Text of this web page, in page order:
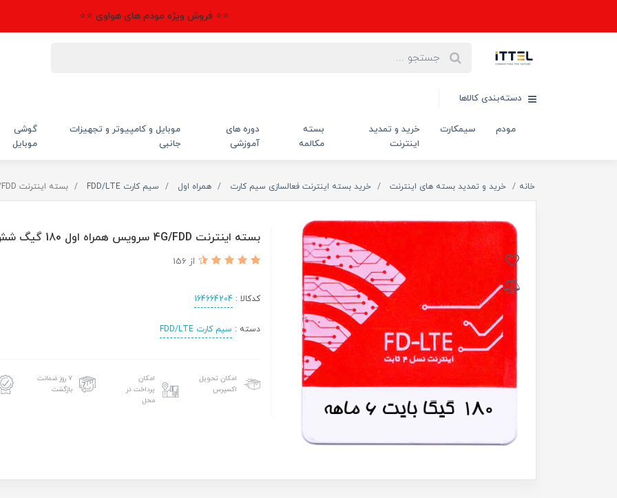
⭐⭐ فروش ویژه مودم های هواوی ⭐⭐
دسته‌بندی کالاها
مودم سیمکارت
خرید و تمدید
اینترنت
بسته
مکالمه
دوره های
آموزشی
موبایل و کامپیوتر و تجهیزات
جانبی
گوشی
موبایل
خانه خرید و تمدید بسته های اینترنت خرید بسته اینترنت فعالسازی سیم کارت همراه اول سیم کارت FDD/LTE بسته اینترنت 4G/FDD سرویس همراه اول 180 گیگ شش ماهه
بسته اینترنت 4G/FDD سرویس همراه اول 180 گیگ شش ماهه
از 156
کدکالا : 164664204
دسته : سیم کارت FDD/LTE
امکان تحویل
اکسپرس
امکان
پرداخت در
محل
۷ روز ضمانت
بازگشت